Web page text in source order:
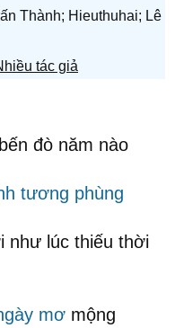
Thành; Hieuthuhai; Lê
tác giả
đò năm nào
tương phùng
như lúc thiếu thời
mơ mộng